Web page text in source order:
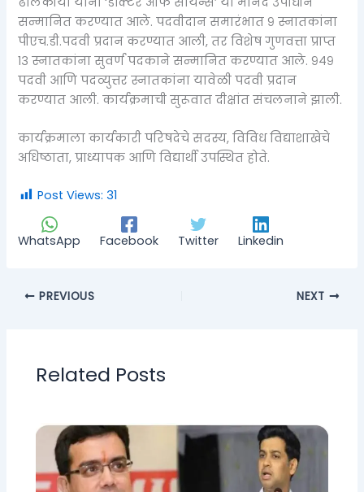
सन्मानित करण्यात आले. पदवीदान समारंभात ९ स्नातकांना
पीएच.डी.पदवी प्रदान करण्यात आली, तर विशेष गुणवत्ता प्राप्त
१३ स्नातकांना सुवर्ण पदकाने सन्मानित करण्यात आले. ९४९
पदवी आणि पदव्युत्तर स्नातकांना यावेळी पदवी प्रदान
करण्यात आली. कार्यक्रमाची सुरूवात दीक्षांत संचलनाने झाली.
कार्यक्रमाला कार्यकारी परिषदेचे सदस्य, विविध विद्याशाखेचे
अधिष्ठाता, प्राध्यापक आणि विद्यार्थी उपस्थित होते.
Post Views: 31
WhatsApp Facebook Twitter Linkedin
PREVIOUS NEXT
Related Posts